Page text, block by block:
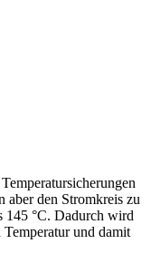
aber den Stromkreis zu
145 °C. Dadurch wird
und damit